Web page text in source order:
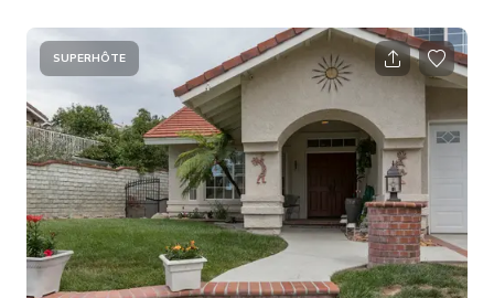
lui-même ne puisse pas être utilisé pour le stationnement, il
permet beaucoup d'espace dans la rue devant. 4 chambres, 4
salles de bains, grande salle TV/salle de jeux (salle de bain
complète attenante), bureau avec 2 bureaux, garage 2
voitures. Patio
SUPERHÔTE